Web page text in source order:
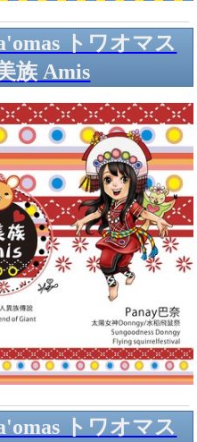
トワオマス
族 Amis
トワオマス